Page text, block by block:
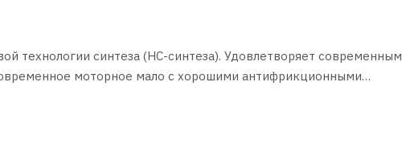
технологии синтеза (HC-синтеза). Удовлетворяет современным
моторное мало с хорошими антифрикционными